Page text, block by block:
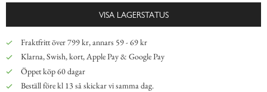
VISA LAGERSTATUS
Fraktfritt över 799 kr, annars 59 - 69 kr
Klarna, Swish, kort, Apple Pay & Google Pay
Öppet köp 60 dagar
Beställ före kl 13 så skickar vi samma dag.